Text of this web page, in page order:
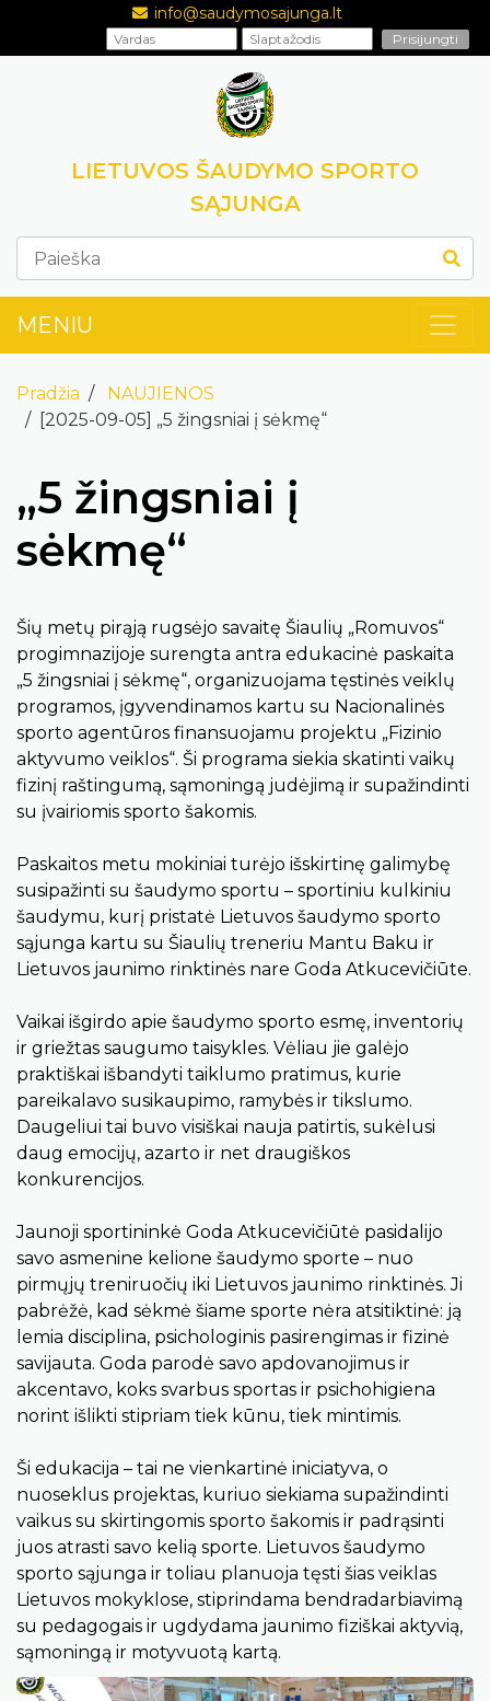
info@saudymosajunga.lt
LIETUVOS ŠAUDYMO SPORTO
SĄJUNGA
MENIU
Pradžia
NAUJIENOS
[2025-09-05] „5 žingsniai į sėkmę“
„5 žingsniai į
sėkmę“
Šių metų pirąją rugsėjo savaitę Šiaulių „Romuvos“
progimnazijoje surengta antra edukacinė paskaita
„5 žingsniai į sėkmę“, organizuojama tęstinės veiklų
programos, įgyvendinamos kartu su Nacionalinės
sporto agentūros finansuojamu projektu „Fizinio
aktyvumo veiklos“. Ši programa siekia skatinti vaikų
fizinį raštingumą, sąmoningą judėjimą ir supažindinti
su įvairiomis sporto šakomis.
Paskaitos metu mokiniai turėjo išskirtinę galimybę
susipažinti su šaudymo sportu – sportiniu kulkiniu
šaudymu, kurį pristatė Lietuvos šaudymo sporto
sąjunga kartu su Šiaulių treneriu Mantu Baku ir
Lietuvos jaunimo rinktinės nare Goda Atkucevičiūte.
Vaikai išgirdo apie šaudymo sporto esmę, inventorių
ir griežtas saugumo taisykles. Vėliau jie galėjo
praktiškai išbandyti taiklumo pratimus, kurie
pareikalavo susikaupimo, ramybės ir tikslumo.
Daugeliui tai buvo visiškai nauja patirtis, sukėlusi
daug emocijų, azarto ir net draugiškos
konkurencijos.
Jaunoji sportininkė Goda Atkucevičiūtė pasidalijo
savo asmenine kelione šaudymo sporte – nuo
pirmųjų treniruočių iki Lietuvos jaunimo rinktinės. Ji
pabrėžė, kad sėkmė šiame sporte nėra atsitiktinė: ją
lemia disciplina, psichologinis pasirengimas ir fizinė
savijauta. Goda parodė savo apdovanojimus ir
akcentavo, koks svarbus sportas ir psichohigiena
norint išlikti stipriam tiek kūnu, tiek mintimis.
Ši edukacija – tai ne vienkartinė iniciatyva, o
nuoseklus projektas, kuriuo siekiama supažindinti
vaikus su skirtingomis sporto šakomis ir padrąsinti
juos atrasti savo kelią sporte. Lietuvos šaudymo
sporto sąjunga ir toliau planuoja tęsti šias veiklas
Lietuvos mokyklose, stiprindama bendradarbiavimą
su pedagogais ir ugdydama jaunimo fiziškai aktyvią,
sąmoningą ir motyvuotą kartą.